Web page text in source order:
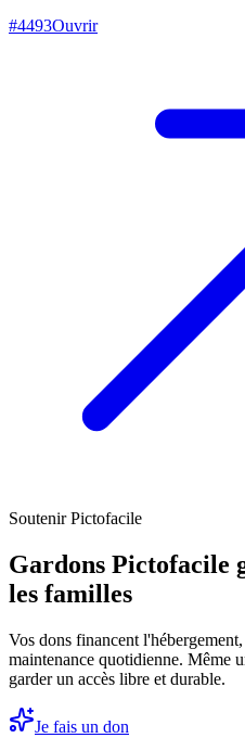
#4493Ouvrir
Soutenir Pictofacile
Gardons Pictofacile
les familles
Vos dons financent
maintenance quotidienne. Même
garder un accès libre et durable.
Je fais un don